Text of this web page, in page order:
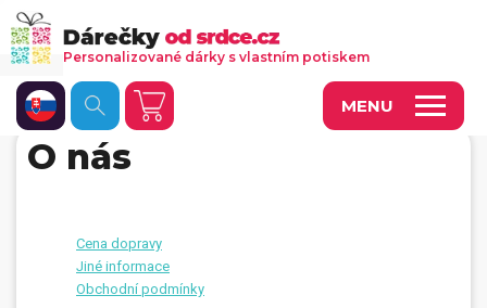
MENU
Fotoobrazy a dekorace
Trička a oděvy
Personalizované hry
Personalizované dárky s vlastním potiskem
O nás
Cena dopravy
Jiné informace
Obchodní podmínky